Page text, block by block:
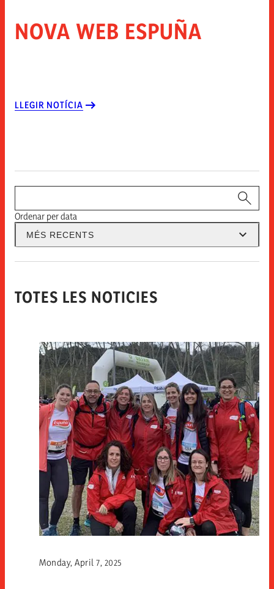
NOVA WEB ESPUÑA
LLEGIR NOTÍCIA
Cercador
Ordenar per data
MÉS RECENTS
TOTES LES NOTICIES
Monday, April 7, 2025